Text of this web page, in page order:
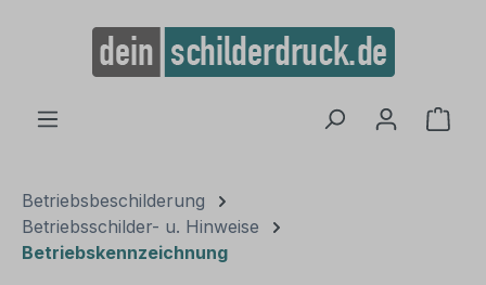
springen
Betriebsbeschilderung
Betriebsschilder- u. Hinweise
Betriebskennzeichnung